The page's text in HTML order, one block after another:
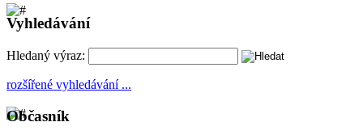
Vyhledávání
Hledaný výraz:
rozšířené vyhledávání ...
Občasník